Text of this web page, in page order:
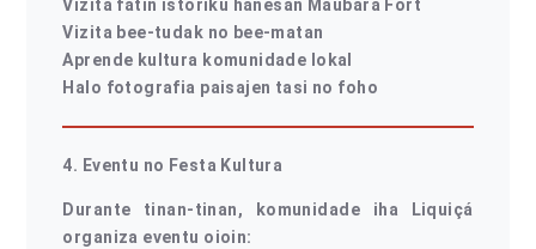
Vizita fatin istoriku hanesan Maubara Fort
Vizita bee-tudak no bee-matan
Aprende kultura komunidade lokal
Halo fotografia paisajen tasi no foho
4. Eventu no Festa Kultura
Durante tinan-tinan, komunidade iha Liquiçá
organiza eventu oioin: